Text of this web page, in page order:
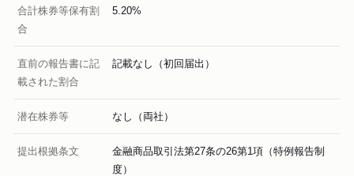
合計株券等保有割
合
5.20%
直前の報告書に記
載された割合
記載なし（初回届出）
潜在株券等 なし（両社）
提出根拠条文
金融商品取引法第27条の26第1項（特例報告制
度）